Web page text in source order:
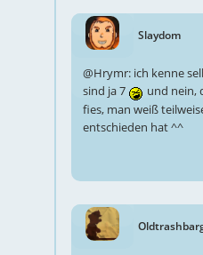
Slaydom
@Hrymr: ich kenne
sind ja 7
und nein,
fies, man weiß
entschieden hat ^^